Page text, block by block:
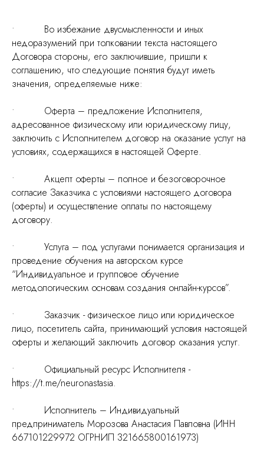
• Во избежание двусмысленности и иных
недоразумений при толковании текста настоящего
Договора стороны, его заключившие, пришли к
соглашению, что следующие понятия будут иметь
значения, определяемые ниже:
• Оферта – предложение Исполнителя,
адресованное физическому или юридическому лицу,
заключить с Исполнителем договор на оказание услуг на
условиях, содержащихся в настоящей Оферте.
• Акцепт оферты – полное и безоговорочное
согласие Заказчика с условиями настоящего договора
(оферты) и осуществление оплаты по настоящему
договору.
• Услуга – под услугами понимается организация и
проведение обучения на авторском курсе
“Индивидуальное и групповое обучение
методологическим основам создания онлайн-курсов”.
• Заказчик - физическое лицо или юридическое
лицо, посетитель сайта, принимающий условия настоящей
оферты и желающий заключить договор оказания услуг.
• Официальный ресурс Исполнителя -
https://t.me/neuronastasia.
• Исполнитель – Индивидуальный
предприниматель Морозова Анастасия Павловна (ИНН
667101229972 ОГРНИП 321665800161973)